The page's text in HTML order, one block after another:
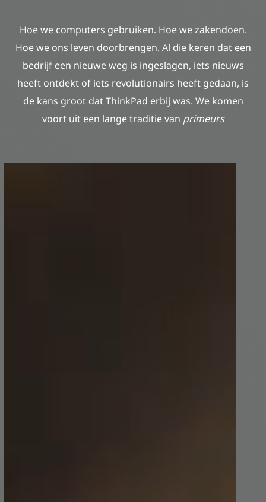
Hoe we computers gebruiken. Hoe we zakendoen.
Hoe we ons leven doorbrengen. Al die keren dat een
bedrijf een nieuwe weg is ingeslagen, iets nieuws
heeft ontdekt of iets revolutionairs heeft gedaan, is
de kans groot dat ThinkPad erbij was. We komen
voort uit een lange traditie van primeurs